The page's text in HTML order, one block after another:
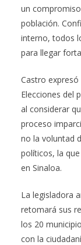
un
población.
interno, todos
para llegar
Castro
Elecciones del
al considerar
proceso
no la voluntad
políticos, la
en Sinaloa.
La legisladora
retomará sus
los 20
con la